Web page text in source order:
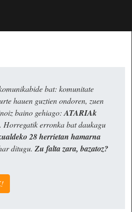
bat: komunitate
hauen guztien ondoren, zuen
baino gehiago: ATARIAk
. Horregatik erronka bat daukagu
28 herrietan hamarna
ditugu. Zu falta zara, bazatoz?